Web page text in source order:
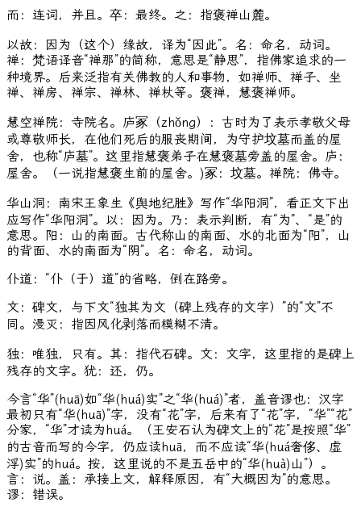
而：连词，并且。卒：最终。之：指褒禅山麓。
以故：因为（这个）缘故，译为“因此”。名：命名，动词。
禅：梵语译音“禅那”的简称，意思是“静思”，指佛家追求的一
种境界。后来泛指有关佛教的人和事物，如禅师、禅子、坐
禅、禅房、禅宗、禅林、禅杖等。褒禅，慧褒禅师。
慧空禅院：寺院名。庐冢（zhǒng）：古时为了表示孝敬父母
或尊敬师长，在他们死后的服丧期间，为守护坟墓而盖的屋
舍，也称“庐墓”。这里指慧褒弟子在慧褒墓旁盖的屋舍。庐：
屋舍。（一说指慧褒生前的屋舍。)冢：坟墓。禅院：佛寺。
华山洞：南宋王象生《舆地纪胜》写作“华阳洞”，看正文下出
应写作“华阳洞”。以：因为。乃：表示判断，有“为”、“是”的
意思。阳：山的南面。古代称山的南面、水的北面为“阳”，山
的背面、水的南面为“阴”。名：命名，动词。
仆道：“仆（于）道”的省略，倒在路旁。
文：碑文，与下文“独其为文（碑上残存的文字）”的“文”不
同。漫灭：指因风化剥落而模糊不清。
独：唯独，只有。其：指代石碑。文：文字，这里指的是碑上
残存的文字。犹：还，仍。
今言“华”(huā)如“华(huá)实”之“华(huá)”者，盖音谬也：汉字
最初只有“华(huā)”字，没有“花”字，后来有了“花”字，“华”“花”
分家，“华”才读为huá。（王安石认为碑文上的“花”是按照“华”
的古音而写的今字，仍应读huā，而不应读“华(huá奢侈、虚
浮)实”的huá。按，这里说的不是五岳中的“华(huà)山”）。
言：说。盖：承接上文，解释原因，有“大概因为”的意思。
谬：错误。